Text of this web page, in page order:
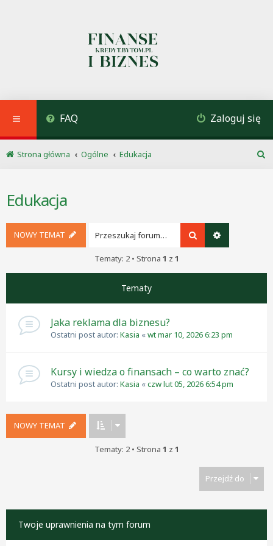
FAQ Zaloguj się
Strona główna Ogólne
Edukacja
Edukacja
NOWY TEMAT Szukaj
Tematy: 2 • Strona 1 z 1
Tematy
Jaka reklama dla biznesu?
Ostatni post autor: Kasia «wt mar 10, 2026 6:23 pm
Kursy i wiedza o finansach – co warto znać?
Ostatni post autor: Kasia «czw lut 05, 2026 6:54 pm
NOWY TEMAT
Tematy: 2 • Strona 1 z 1
Przejdź do
Twoje uprawnienia na tym forum